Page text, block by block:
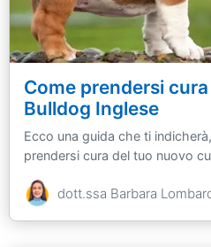
Come prendersi
Bulldog Inglese
Ecco una guida che ti
prendersi cura del tuo nuovo
dott.ssa Barbara